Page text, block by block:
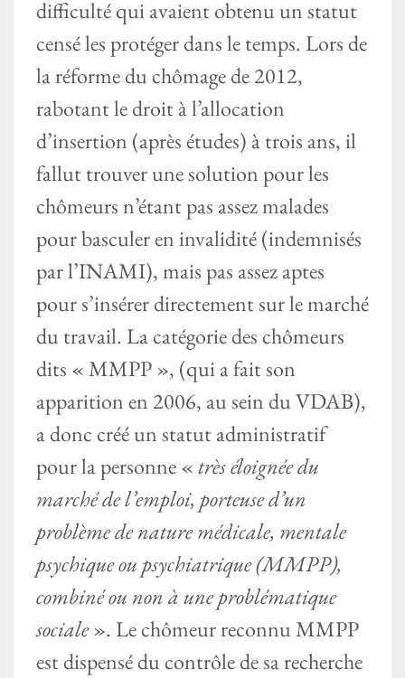
difficulté qui avaient obtenu un statut
censé les protéger dans le temps. Lors de
la réforme du chômage de 2012,
rabotant le droit à l’allocation
d’insertion (après études) à trois ans, il
fallut trouver une solution pour les
chômeurs n’étant pas assez malades
pour basculer en invalidité (indemnisés
par l’INAMI), mais pas assez aptes
pour s’insérer directement sur le marché
du travail. La catégorie des chômeurs
dits « MMPP », (qui a fait son
apparition en 2006, au sein du VDAB),
a donc créé un statut administratif
pour la personne «très éloignée du
marché de l’emploi, porteuse d’un
problème de nature médicale, mentale
psychique ou psychiatrique (MMPP),
combiné ou non à une problématique
sociale». Le chômeur reconnu MMPP
est dispensé du contrôle de sa recherche